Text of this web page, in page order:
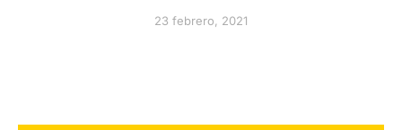
23 febrero, 2021